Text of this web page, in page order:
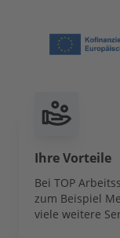
Ihre Vorteile
Bei TOP
zum Beispiel
viele weitere